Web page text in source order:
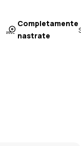
Completamente
nastrate